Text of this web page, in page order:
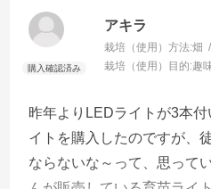
アキラ
栽培（使用）方法:畑
栽培（使用）目的:趣
昨年よりLEDライトが3本
イトを購入したのですが、
ならないな～って、思って